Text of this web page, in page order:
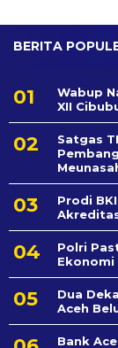
BERITA
Wabup
XII
Satgas
Prodi
Polri
Dua
Aceh
Bank